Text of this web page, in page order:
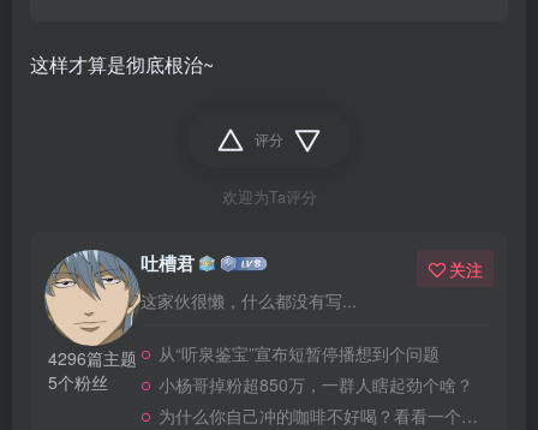
这样才算是彻底根治~
评分
欢迎为Ta评分
4296篇主题
5个粉丝
吐槽君
这家伙很懒，什么都没有写...
关注
从“听泉鉴宝”宣布短暂停播想到个问题
小杨哥掉粉超850万，一群人瞎起劲个啥？
为什么你自己冲的咖啡不好喝？看看一个自媒体博主的分享